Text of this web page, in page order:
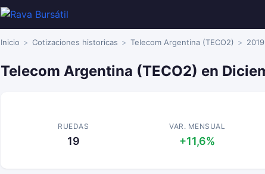
Inicio Cotizaciones historicas Telecom Argentina (TECO2) 2019
Telecom Argentina (TECO2) en
RUEDAS
19
VAR. MENSUAL
+11,6%